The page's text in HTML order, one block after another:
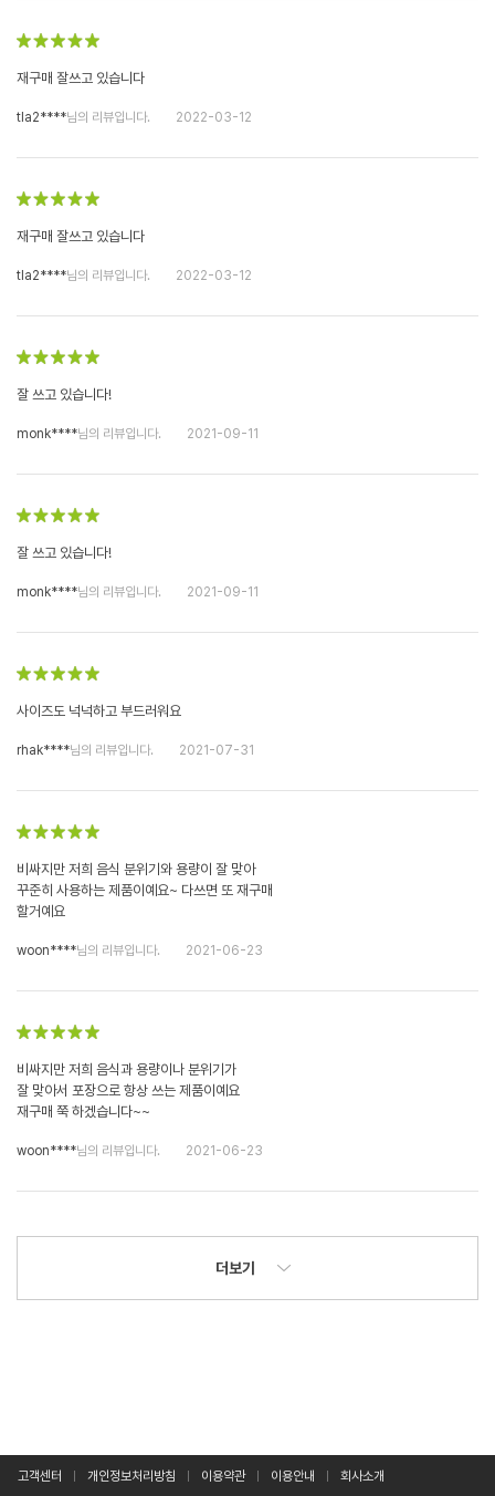
재구매 잘쓰고 있습니다
tla2****님의 리뷰입니다. 2022-03-12
재구매 잘쓰고 있습니다
tla2****님의 리뷰입니다. 2022-03-12
잘 쓰고 있습니다!
monk****님의 리뷰입니다. 2021-09-11
잘 쓰고 있습니다!
monk****님의 리뷰입니다. 2021-09-11
사이즈도 넉넉하고 부드러워요
rhak****님의 리뷰입니다. 2021-07-31
비싸지만 저희 음식 분위기와 용량이 잘 맞아
꾸준히 사용하는 제품이예요~ 다쓰면 또 재구매
할거예요
woon****님의 리뷰입니다. 2021-06-23
비싸지만 저희 음식과 용량이나 분위기가
잘 맞아서 포장으로 항상 쓰는 제품이예요
재구매 쭉 하겠습니다~~
woon****님의 리뷰입니다. 2021-06-23
더보기
고객센터 개인정보처리방침 이용약관 이용안내 회사소개